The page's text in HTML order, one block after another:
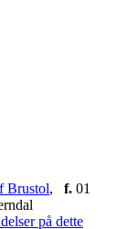
Brustol, f. 01